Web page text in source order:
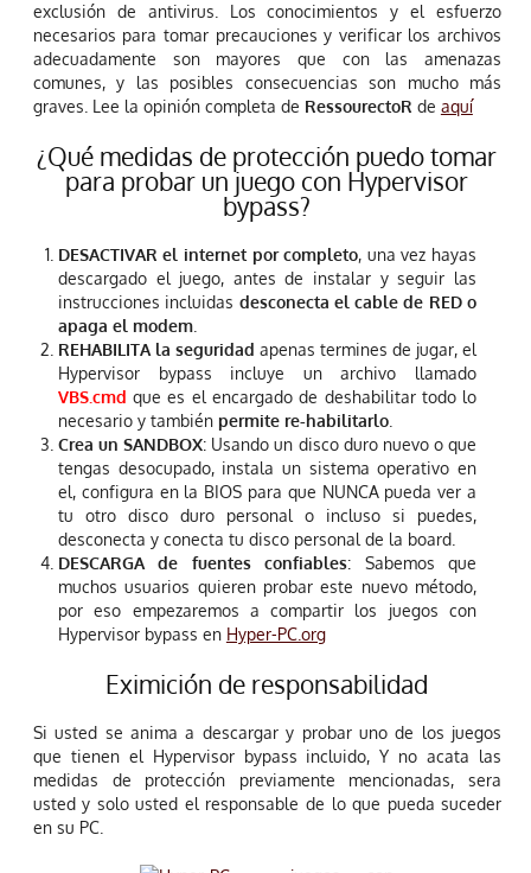
exclusión de antivirus. Los conocimientos y el esfuerzo
necesarios para tomar precauciones y verificar los archivos
adecuadamente son mayores que con las amenazas
comunes, y las posibles consecuencias son mucho más
graves. Lee la opinión completa de RessourectoR de aquí
¿Qué medidas de protección puedo tomar
para probar un juego con Hypervisor
bypass?
DESACTIVAR el internet por completo, una vez hayas
descargado el juego, antes de instalar y seguir las
instrucciones incluidas desconecta el cable de RED o
apaga el modem.
REHABILITA la seguridad apenas termines de jugar, el
Hypervisor bypass incluye un archivo llamado
VBS.cmd que es el encargado de deshabilitar todo lo
necesario y también permite re-habilitarlo.
Crea un SANDBOX: Usando un disco duro nuevo o que
tengas desocupado, instala un sistema operativo en
el, configura en la BIOS para que NUNCA pueda ver a
tu otro disco duro personal o incluso si puedes,
desconecta y conecta tu disco personal de la board.
DESCARGA de fuentes confiables: Sabemos que
muchos usuarios quieren probar este nuevo método,
por eso empezaremos a compartir los juegos con
Hypervisor bypass en Hyper-PC.org
Eximición de responsabilidad
Si usted se anima a descargar y probar uno de los juegos
que tienen el Hypervisor bypass incluido, Y no acata las
medidas de protección previamente mencionadas, sera
usted y solo usted el responsable de lo que pueda suceder
en su PC.